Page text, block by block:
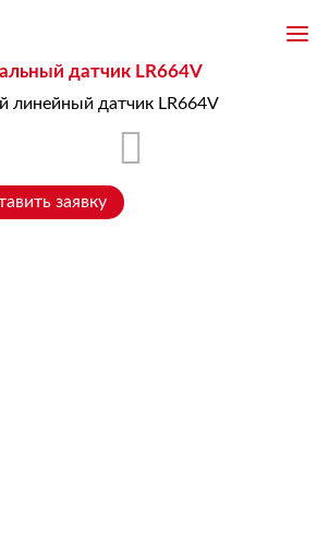
датчик LR664V
линейный датчик LR664V
заявку